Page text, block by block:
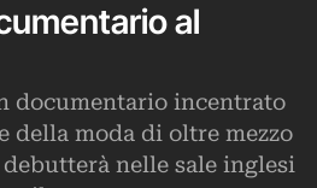
al
documentario incentrato
della moda di oltre mezzo
nelle sale inglesi